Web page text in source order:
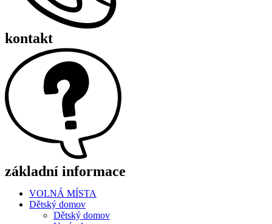
kontakt
základní informace
VOLNÁ MÍSTA
Dětský domov
Dětský domov